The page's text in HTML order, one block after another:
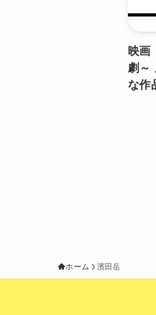
映画
劇～
な作
ホーム 濱田岳